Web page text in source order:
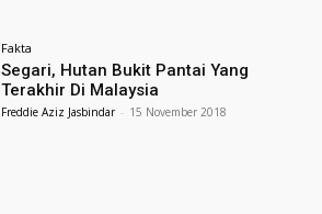
Fakta
Segari, Hutan Bukit Pantai Yang
Terakhir Di Malaysia
Freddie Aziz Jasbindar - 15 November 2018